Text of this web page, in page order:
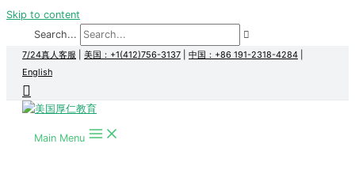
Skip to content
Search...
7/24真人客服 美国：+1(412)756-3137 中国：+86 191-2318-4284
English
Main Menu